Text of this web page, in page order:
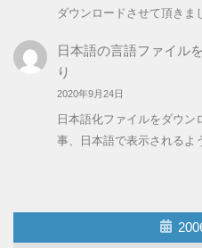
ダウンロードさせて頂きま
日本語の言語ファイル
り
2020年9月24日
日本語化ファイルをダウ
事、日本語で表示されるよ